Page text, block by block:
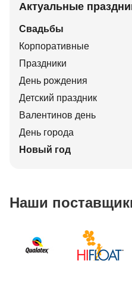
Актуальные
Свадьбы
Корпоративные
Праздники
День рождения
Детский праздник
Валентинов день
День города
Новый год
Наши